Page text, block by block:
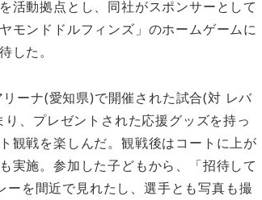
活動拠点とし、同社がスポンサーとして
モンドドルフィンズ」のホームゲームに
した。
ーナ(愛知県)で開催された試合(対 レバ
、プレゼントされた応援グッズを持っ
観戦を楽しんだ。観戦後はコートに上が
実施。参加した子どもから、「招待して
を間近で見れたし、選手とも写真も撮